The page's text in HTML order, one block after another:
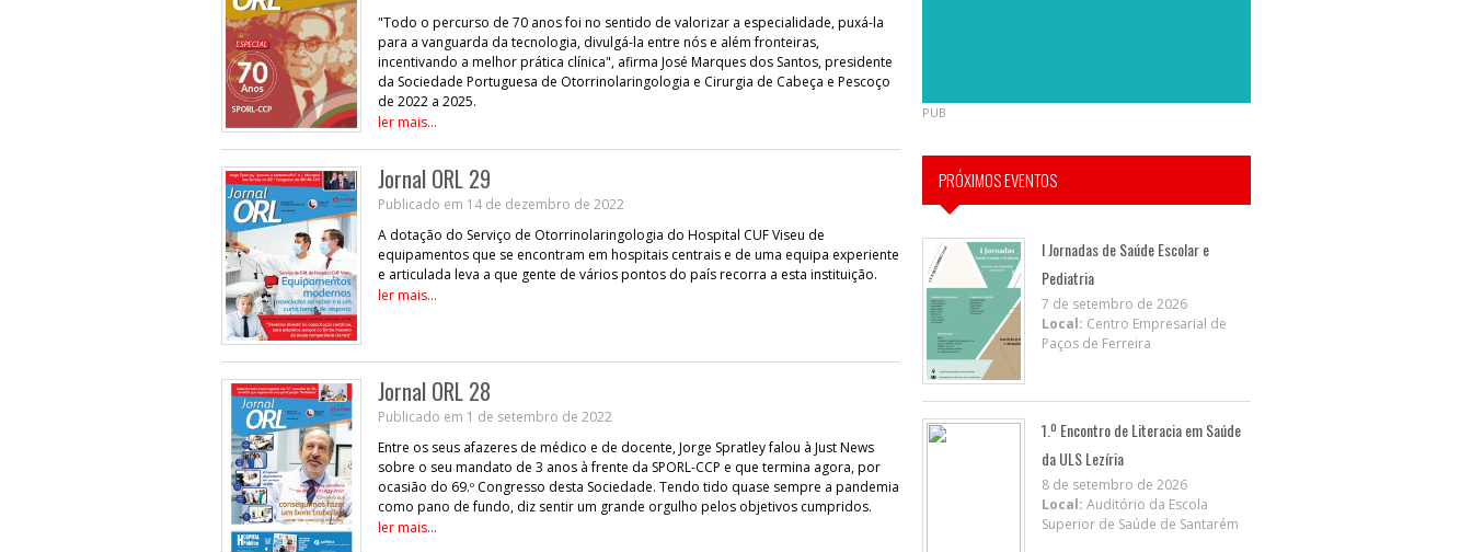
"Todo o percurso de 70 anos foi no sentido de valorizar a especialidade, puxá-la
para a vanguarda da tecnologia, divulgá-la entre nós e além fronteiras,
incentivando a melhor prática clínica", afirma José Marques dos Santos, presidente
da Sociedade Portuguesa de Otorrinolaringologia e Cirurgia de Cabeça e Pescoço
de 2022 a 2025.
ler mais...
Jornal ORL 29
Publicado em 14 de dezembro de 2022
A dotação do Serviço de Otorrinolaringologia do Hospital CUF Viseu de
equipamentos que se encontram em hospitais centrais e de uma equipa experiente
e articulada leva a que gente de vários pontos do país recorra a esta instituição.
ler mais...
Jornal ORL 28
Publicado em 1 de setembro de 2022
Entre os seus afazeres de médico e de docente, Jorge Spratley falou à Just News
sobre o seu mandato de 3 anos à frente da SPORL-CCP e que termina agora, por
ocasião do 69.º Congresso desta Sociedade. Tendo tido quase sempre a pandemia
como pano de fundo, diz sentir um grande orgulho pelos objetivos cumpridos.
ler mais...
PUB
PRÓXIMOS EVENTOS
I Jornadas de Saúde Escolar e
Pediatria
7 de setembro de 2026
Local: Centro Empresarial de
Paços de Ferreira
1.º Encontro de Literacia em Saúde
da ULS Lezíria
8 de setembro de 2026
Local: Auditório da Escola
Superior de Saúde de Santarém